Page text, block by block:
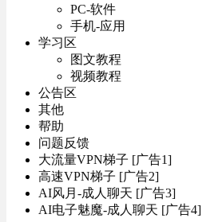
PC-软件
手机-应用
学习区
图文教程
视频教程
公告区
其他
帮助
问题反馈
大流量VPN梯子 [广告1]
高速VPN梯子 [广告2]
AI风月-成人聊天 [广告3]
AI电子魅魔-成人聊天 [广告4]